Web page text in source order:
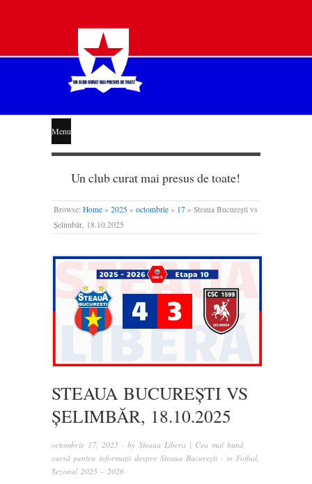
STEAUA
LIBERĂ
Menu
Un club curat mai presus de toate!
Browse: Home » 2025 » octombrie » 17 » Steaua București vs
Șelimbăr, 18.10.2025
STEAUA BUCUREȘTI VS
ȘELIMBĂR, 18.10.2025
octombrie 17, 2025 · by Steaua Libera | Cea mai bună
sursă pentru informații despre Steaua București · in Fotbal,
Sezonul 2025 - 2026